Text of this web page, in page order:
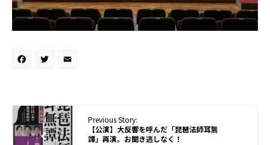
Facebook
Twitter
Previous Story:
【公演】大反響を呼んだ「琵琶法師耳無
譚」再演。お聞き逃しなく！